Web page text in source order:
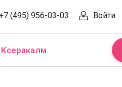
(495) 956-03-03 Войти
Ксеракалм